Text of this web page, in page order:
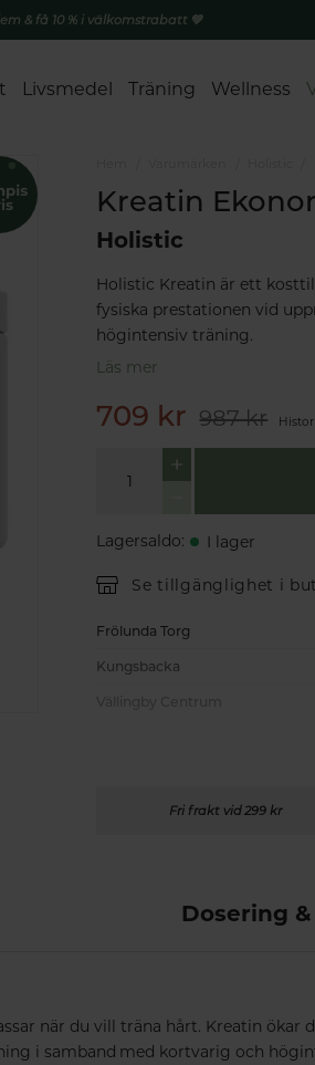
& få 10 % i välkomstrabatt 💚
Livsmedel Träning Wellness
Kreatin
Holistic
Holistic Kreatin är ett
fysiska prestationen vid
högintensiv träning.
Läs mer
709 kr 987 kr
Lagersaldo: I lager
Se tillgänglighet i
Frölunda Torg
Kungsbacka
Fri frakt vid 299 kr
Dosering
när du vill träna hårt. Kreatin ökar
i samband med kortvarig och